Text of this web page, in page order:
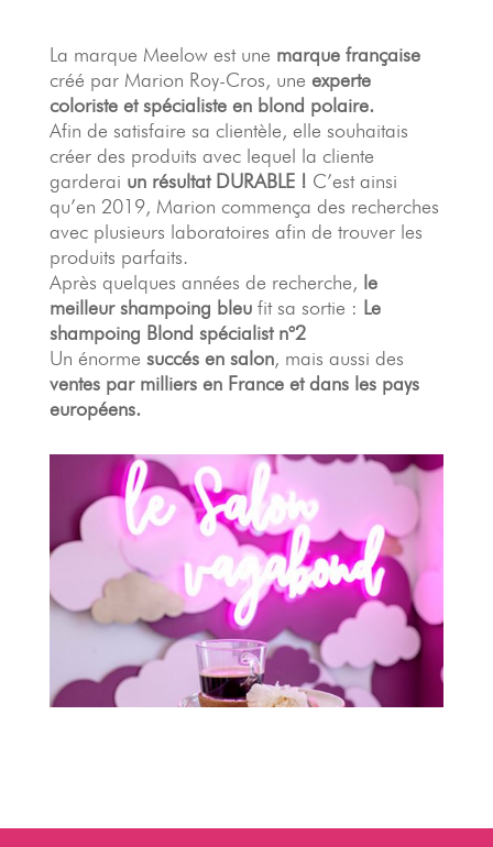
La marque Meelow est une marque française
créé par Marion Roy-Cros, une experte
coloriste et spécialiste en blond polaire.
Afin de satisfaire sa clientèle, elle souhaitais
créer des produits avec lequel la cliente
garderai un résultat DURABLE ! C’est ainsi
qu’en 2019, Marion commença des recherches
avec plusieurs laboratoires afin de trouver les
produits parfaits.
Après quelques années de recherche, le
meilleur shampoing bleufit sa sortie : Le
shampoing Blond spécialist n°2
Un énorme succés en salon, mais aussi des
ventes par milliers en France et dans les pays
européens.